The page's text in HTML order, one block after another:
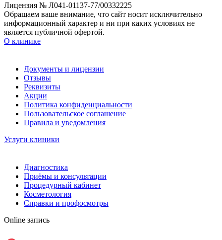
Лицензия № Л041-01137-77/00332225
Обращаем ваше внимание, что сайт носит исключительно
информационный характер и ни при каких условиях не
является публичной офертой.
О клинике
Документы и лицензии
Отзывы
Реквизиты
Акции
Политика конфиденциальности
Пользовательское соглашение
Правила и уведомления
Услуги клиники
Диагностика
Приёмы и консультации
Процедурный кабинет
Косметология
Справки и профосмотры
Online запись